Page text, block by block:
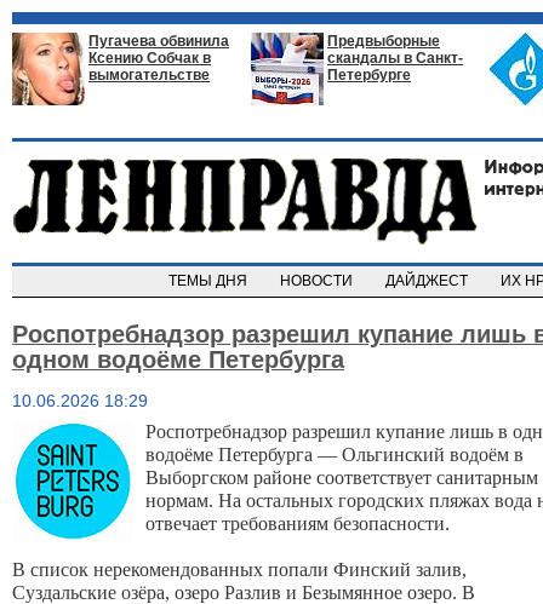
Пугачева обвинила
Ксению Собчак в
вымогательстве
Предвыборные
скандалы в Санкт-
Петербурге
ТЕМЫ ДНЯ НОВОСТИ ДАЙДЖЕСТ ИХ
Роспотребнадзор разрешил купание лишь
одном водоёме Петербурга
10.06.2026 18:29
Роспотребнадзор разрешил купание лишь в
водоёме Петербурга — Ольгинский водоём в
Выборгском районе соответствует санитарным
нормам. На остальных городских пляжах вода
отвечает требованиям безопасности.
В список нерекомендованных попали Финский залив,
Суздальские озёра, озеро Разлив и Безымянное озеро. В